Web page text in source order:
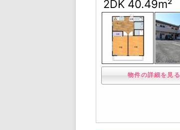
2DK 40.49m²
物件の詳細を見る